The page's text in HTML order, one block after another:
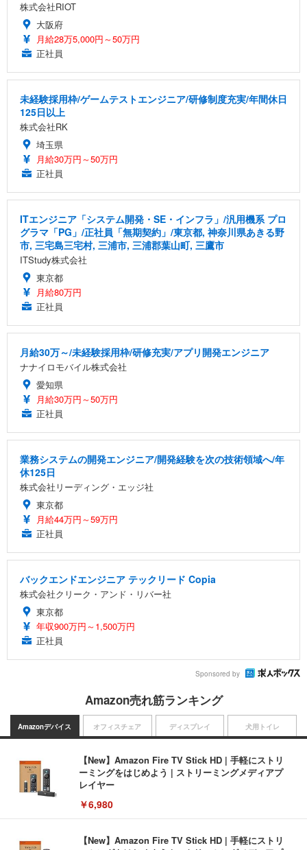
株式会社RIOT
大阪府
月給28万5,000円～50万円
正社員
未経験採用枠/ゲームテストエンジニア/研修制度充実/年間休日
125日以上
株式会社RK
埼玉県
月給30万円～50万円
正社員
ITエンジニア「システム開発・SE・インフラ」/汎用機系 プロ
グラマ「PG」/正社員「無期契約」/東京都, 神奈川県あきる野
市, 三宅島三宅村, 三浦市, 三浦郡葉山町, 三鷹市
ITStudy株式会社
東京都
月給80万円
正社員
月給30万～/未経験採用枠/研修充実/アプリ開発エンジニア
ナナイロモバイル株式会社
愛知県
月給30万円～50万円
正社員
業務システムの開発エンジニア/開発経験を次の技術領域へ/年
休125日
株式会社リーディング・エッジ社
東京都
月給44万円～59万円
正社員
バックエンドエンジニア テックリード Copia
株式会社クリーク・アンド・リバー社
東京都
年収900万円～1,500万円
正社員
Sponsored by
Amazon売れ筋ランキング
Amazonデバイス
【New】Amazon Fire TV Stick HD | 手軽にストリ
ーミングをはじめよう | ストリーミングメディアプ
レイヤー
￥6,980
【New】Amazon Fire TV Stick HD | 手軽にストリ
オフィスチェア ディスプレイ 犬用トイレ